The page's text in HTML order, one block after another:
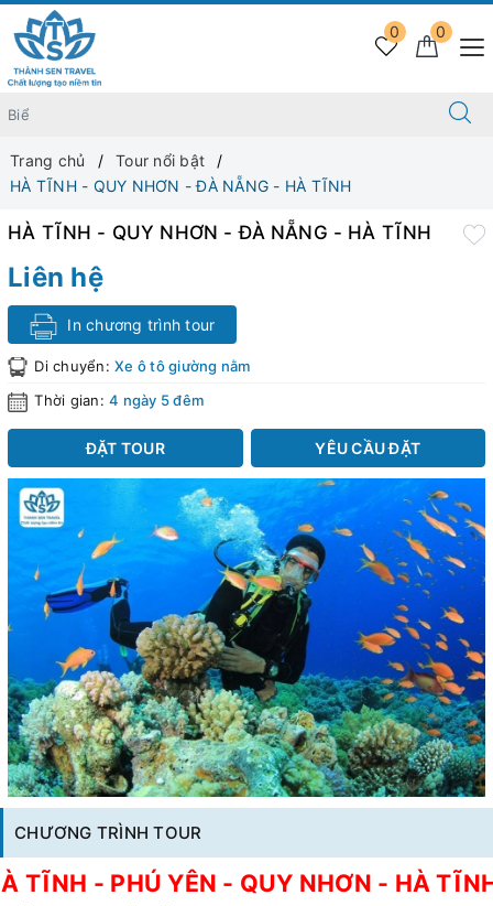
0
0
Trang chủ
Tour nổi bật
HÀ TĨNH - QUY NHƠN - ĐÀ NẴNG - HÀ TĨNH
CHƯƠNG TRÌNH TOUR
TĨNH - PHÚ YÊN - QUY NHƠN - HÀ
HÀ TĨNH - QUY NHƠN - ĐÀ NẴNG - HÀ TĨNH
Liên hệ
In chương trình tour
Di chuyển: Xe ô tô giường nằm
Thời gian: 4 ngày 5 đêm
ĐẶT TOUR YÊU CẦU ĐẶT